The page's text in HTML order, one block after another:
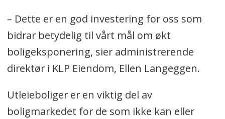
– Dette er en god investering for oss som
bidrar betydelig til vårt mål om økt
boligeksponering, sier administrerende
direktør i KLP Eiendom, Ellen Langeggen.
Utleieboliger er en viktig del av
boligmarkedet for de som ikke kan eller